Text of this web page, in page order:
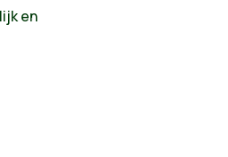
en